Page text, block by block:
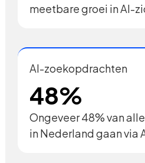
meetbare groei in AI-
AI-zoekopdrachten
48%
Ongeveer 48% van
in Nederland gaan via